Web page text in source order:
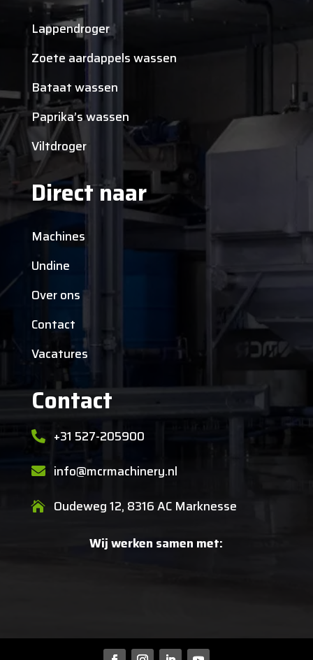
Lappendroger
Zoete aardappels wassen
Bataat wassen
Paprika’s wassen
Viltdroger
Direct naar
Machines
Undine
Over ons
Contact
Vacatures
Contact
 +31 527-205900
 info@mcrmachinery.nl
 Oudeweg 12, 8316 AC Marknesse
Wij werken samen met: